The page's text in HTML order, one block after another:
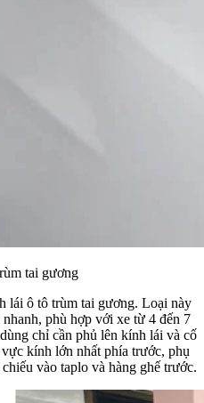
tai gương
lái ô tô trùm tai gương. Loại này
phù hợp với xe từ 4 đến 7
chỉ cần phủ lên kính lái và cố
kính lớn nhất phía trước, phụ
vào taplo và hàng ghế trước.